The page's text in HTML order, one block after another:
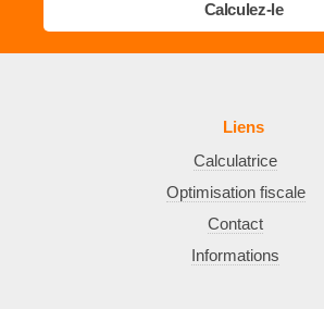
Calculez-le
Liens
Calculatrice
Optimisation fiscale
Contact
Informations